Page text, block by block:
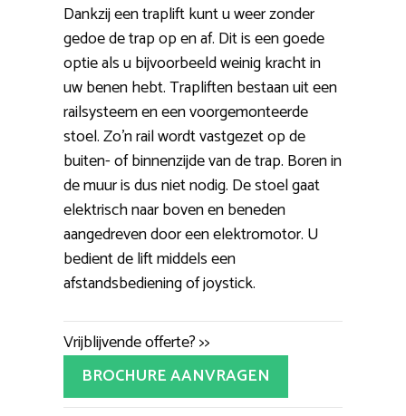
Dankzij een traplift kunt u weer zonder
gedoe de trap op en af. Dit is een goede
optie als u bijvoorbeeld weinig kracht in
uw benen hebt. Trapliften bestaan uit een
railsysteem en een voorgemonteerde
stoel. Zo’n rail wordt vastgezet op de
buiten- of binnenzijde van de trap. Boren in
de muur is dus niet nodig. De stoel gaat
elektrisch naar boven en beneden
aangedreven door een elektromotor. U
bedient de lift middels een
afstandsbediening of joystick.
Vrijblijvende offerte? >>
BROCHURE AANVRAGEN